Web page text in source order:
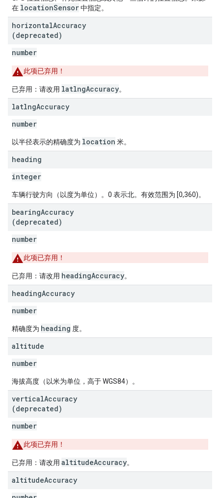
在 locationSensor中指定。
horizontalAccuracy
(deprecated)
number
此项已弃用！
已弃用：请改用 latlngAccuracy。
latlngAccuracy
number
以半径表示的精确度为 location 米。
heading
integer
车辆行驶方向（以度为单位）。0 表示北。有效范围为 [0,360)。
bearingAccuracy
(deprecated)
number
此项已弃用！
已弃用：请改用 headingAccuracy。
headingAccuracy
number
精确度为 heading 度。
altitude
number
海拔高度（以米为单位，高于 WGS84）。
verticalAccuracy
(deprecated)
number
此项已弃用！
已弃用：请改用 altitudeAccuracy。
altitudeAccuracy